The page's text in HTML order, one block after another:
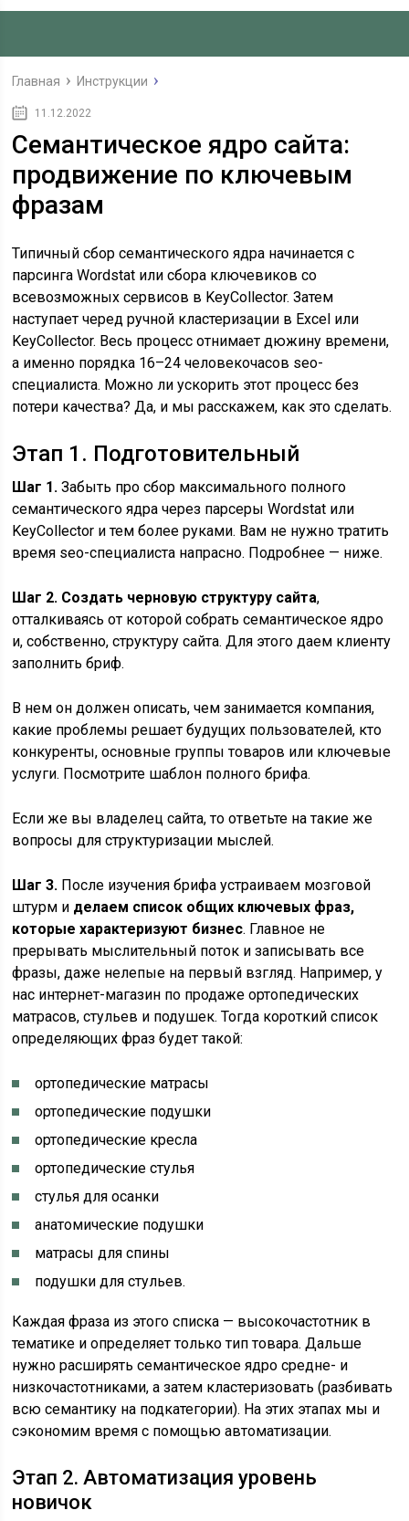
Главная Инструкции
11.12.2022
Семантическое ядро сайта:
продвижение по ключевым
фразам
Типичный сбор семантического ядра начинается с
парсинга Wordstat или сбора ключевиков со
всевозможных сервисов в KeyCollector. Затем
наступает черед ручной кластеризации в Excel или
KeyCollector. Весь процесс отнимает дюжину времени,
а именно порядка 16–24 человекочасов seo-
специалиста. Можно ли ускорить этот процесс без
потери качества? Да, и мы расскажем, как это сделать.
Этап 1. Подготовительный
Шаг 1. Забыть про сбор максимального полного
семантического ядра через парсеры Wordstat или
KeyCollector и тем более руками. Вам не нужно тратить
время seo-специалиста напрасно. Подробнее — ниже.
Шаг 2. Создать черновую структуру сайта,
отталкиваясь от которой собрать семантическое ядро
и, собственно, структуру сайта. Для этого даем клиенту
заполнить бриф.
В нем он должен описать, чем занимается компания,
какие проблемы решает будущих пользователей, кто
конкуренты, основные группы товаров или ключевые
услуги. Посмотрите шаблон полного брифа.
Если же вы владелец сайта, то ответьте на такие же
вопросы для структуризации мыслей.
Шаг 3. После изучения брифа устраиваем мозговой
штурм и делаем список общих ключевых фраз,
которые характеризуют бизнес. Главное не
прерывать мыслительный поток и записывать все
фразы, даже нелепые на первый взгляд. Например, у
нас интернет-магазин по продаже ортопедических
матрасов, стульев и подушек. Тогда короткий список
определяющих фраз будет такой:
ортопедические матрасы
ортопедические подушки
ортопедические кресла
ортопедические стулья
стулья для осанки
анатомические подушки
матрасы для спины
подушки для стульев.
Каждая фраза из этого списка — высокочастотник в
тематике и определяет только тип товара. Дальше
нужно расширять семантическое ядро средне- и
низкочастотниками, а затем кластеризовать (разбивать
всю семантику на подкатегории). На этих этапах мы и
сэкономим время с помощью автоматизации.
Этап 2. Автоматизация уровень
новичок